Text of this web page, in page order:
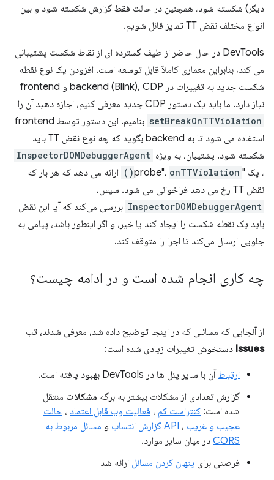
دیگر) شکسته شود، همچنین در حالت فقط گزارش شکسته شود و بین
انواع مختلف نقض TT تمایز قائل شویم.
DevTools در حال حاضر از طیف گسترده ای از نقاط شکست پشتیبانی
می کند، بنابراین معماری کاملاً قابل توسعه است. افزودن یک نوع نقطه
شکست جدید به تغییرات در backend (Blink)، CDP و frontend
نیاز دارد. ما باید یک دستور CDP جدید معرفی کنیم، اجازه دهید آن را
setBreakOnTTViolation
بنامیم. این دستور توسط frontend
استفاده می شود تا به backend بگوید که چه نوع نقض TT باید
شکسته شود. پشتیبان، به ویژه InspectorDOMDebuggerAgent
، یک "probe"، onTTViolation()
ارائه می دهد که هر بار که
نقض TT رخ می دهد فراخوانی می شود. سپس،
InspectorDOMDebuggerAgent بررسی می‌کند که آیا این نقض
باید یک نقطه شکست را ایجاد کند یا خیر، و اگر اینطور باشد، پیامی به
جلویی ارسال می‌کند تا اجرا را متوقف کند.
چه کاری انجام شده است و در ادامه چیست؟
از آنجایی که مسائلی که در اینجا توضیح داده شد، معرفی شدند، تب
Issues دستخوش تغییرات زیادی شده است:
ارتباط آن با سایر پنل ها در DevTools بهبود یافته است.
گزارش تعدادی از مشکلات بیشتر به برگه مشکلات منتقل
شده است: کنتراست کم ، فعالیت وب قابل اعتماد ، حالت
عجیب و غریب ، API گزارش انتساب و مسائل مربوط به
CORS در میان سایر موارد.
فرصتی برای پنهان کردن مسائل ارائه شد